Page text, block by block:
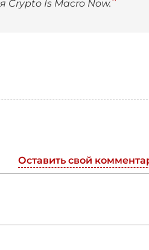
Is Macro Now.
Оставить свой